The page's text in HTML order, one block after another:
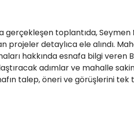
toplantıda, Seymen
detaylıca ele alındı.
hakkında esnafa bilgi veren
adımlar ve mahalle
talep, öneri ve görüşlerini tek